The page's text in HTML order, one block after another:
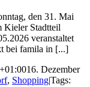
den 31. Mai
Kieler Stadtteil
veranstaltet
bei famila in [...]
16. Dezember
, Shopping|Tags: